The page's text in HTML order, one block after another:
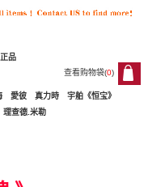
品
查看购物袋(0)
0
愛彼 真力時
宇舶《恒宝》
理查德.米勒